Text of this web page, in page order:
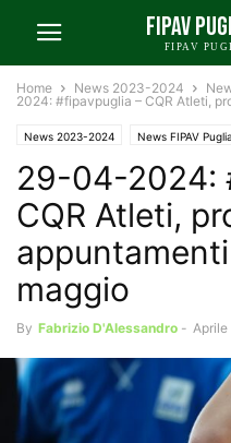
FIPAV
FIPAV
Home News 2023-2024
2024: #fipavpuglia – CQR Atleti,
News 2023-2024 News FIPAV
29-04-2024:
CQR Atleti,
maggio
By Fabrizio D'Alessandro - Aprile